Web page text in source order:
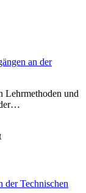
Lehrmethoden und